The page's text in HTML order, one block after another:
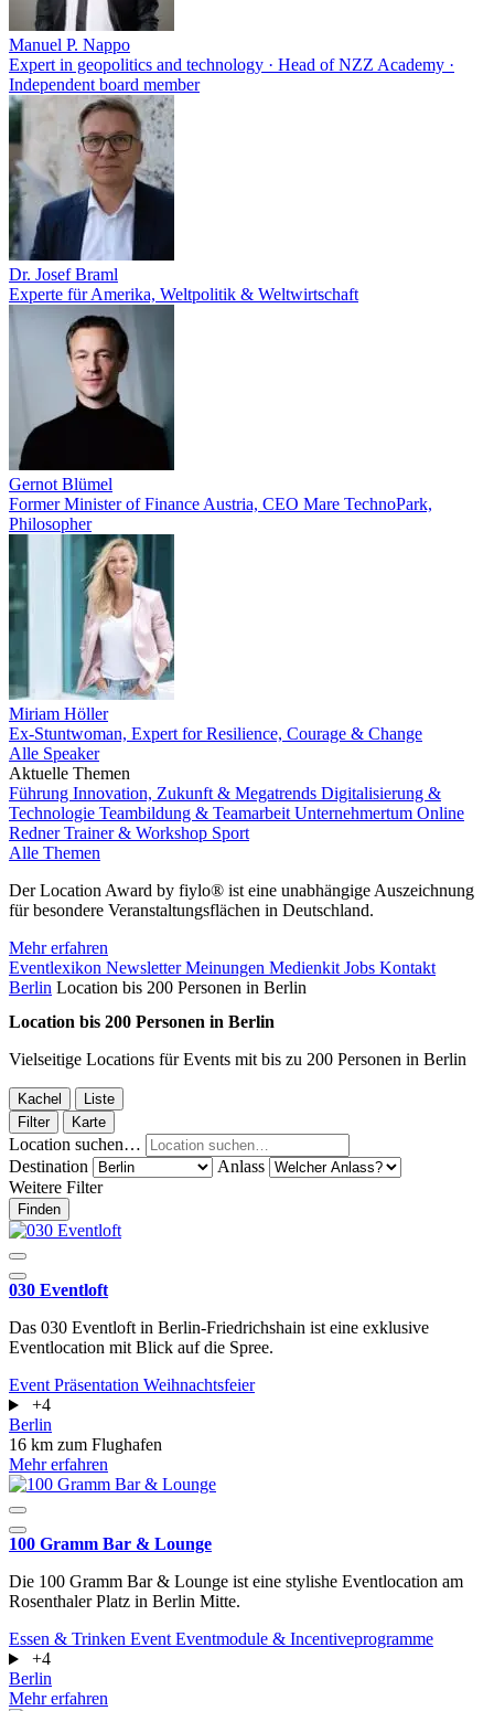
Manuel P. Nappo
Expert in geopolitics and technology · Head of NZZ Academy ·
Independent board member
Dr. Josef Braml
Experte für Amerika, Weltpolitik & Weltwirtschaft
Gernot Blümel
Former Minister of Finance Austria, CEO Mare TechnoPark,
Philosopher
Miriam Höller
Ex-Stuntwoman, Expert for Resilience, Courage & Change
Alle Speaker
Aktuelle Themen
Führung Innovation, Zukunft & Megatrends Digitalisierung &
Technologie Teambildung & Teamarbeit Unternehmertum Online
RednerTrainer & Workshop Sport
Alle Themen
Der Location Award by fiylo® ist eine unabhängige Auszeichnung
für besondere Veranstaltungsflächen in Deutschland.
Mehr erfahren
Eventlexikon NewsletterMeinungen Medienkit Jobs Kontakt
Berlin Location bis 200 Personen in Berlin
Location bis 200 Personen in Berlin
Vielseitige Locations für Events mit bis zu 200 Personen in Berlin
Kachel
Liste
Filter
Karte
Location suchen…
Destination
Anlass
Weitere Filter
Finden
030 Eventloft
Das 030 Eventloft in Berlin-Friedrichshain ist eine exklusive
Eventlocation mit Blick auf die Spree.
Event Präsentation Weihnachtsfeier
+4
Berlin
16 km zum Flughafen
Mehr erfahren
100 Gramm Bar & Lounge
Die 100 Gramm Bar & Lounge ist eine stylishe Eventlocation am
Rosenthaler Platz in Berlin Mitte.
Essen & Trinken Event Eventmodule & Incentiveprogramme
+4
Berlin
Mehr erfahren